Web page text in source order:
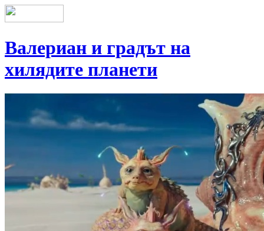
Валериан и градът на
хилядите планети